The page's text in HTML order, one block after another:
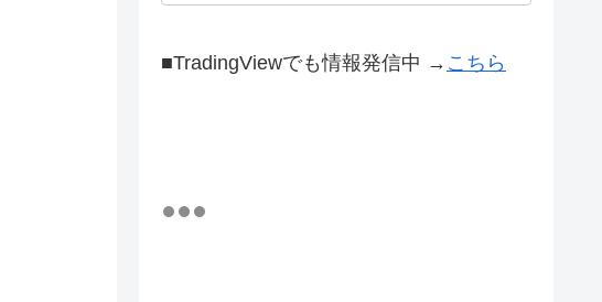
■TradingViewでも情報発信中 → こちら